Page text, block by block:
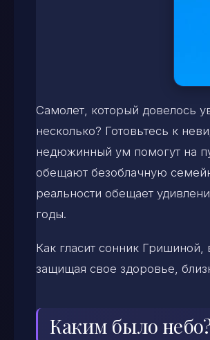
Самолет, который довелось
несколько? Готовьтесь к
недюжинный ум помогут на
обещают безоблачную
реальности обещает
годы.
Как гласит сонник
защищая свое здоровье,
Каким было